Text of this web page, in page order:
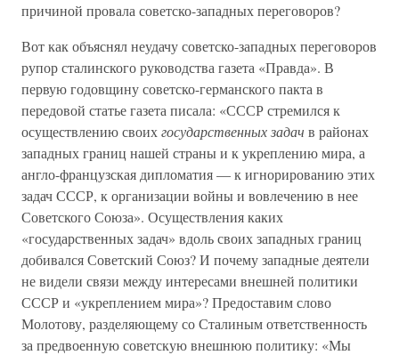
причиной провала советско-западных переговоров?
Вот как объяснял неудачу советско-западных переговоров
рупор сталинского руководства газета «Правда». В
первую годовщину советско-германского пакта в
передовой статье газета писала: «СССР стремился к
осуществлению своихгосударственных задач в районах
западных границ нашей страны и к укреплению мира, а
англо-французская дипломатия — к игнорированию этих
задач СССР, к организации войны и вовлечению в нее
Советского Союза». Осуществления каких
«государственных задач» вдоль своих западных границ
добивался Советский Союз? И почему западные деятели
не видели связи между интересами внешней политики
СССР и «укреплением мира»? Предоставим слово
Молотову, разделяющему со Сталиным ответственность
за предвоенную советскую внешнюю политику: «Мы